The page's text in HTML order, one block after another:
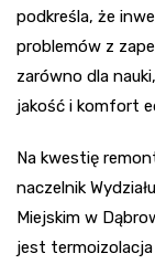
podkreśla, że
problemów z
zarówno dla
jakość i komfort
Na kwestię
naczelnik
Miejskim w
jest termoizolacja